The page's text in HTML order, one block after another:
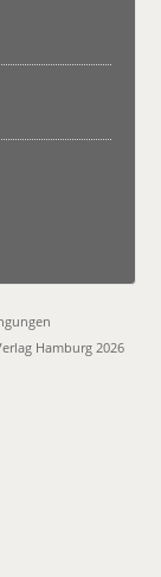
Hamburg 2026